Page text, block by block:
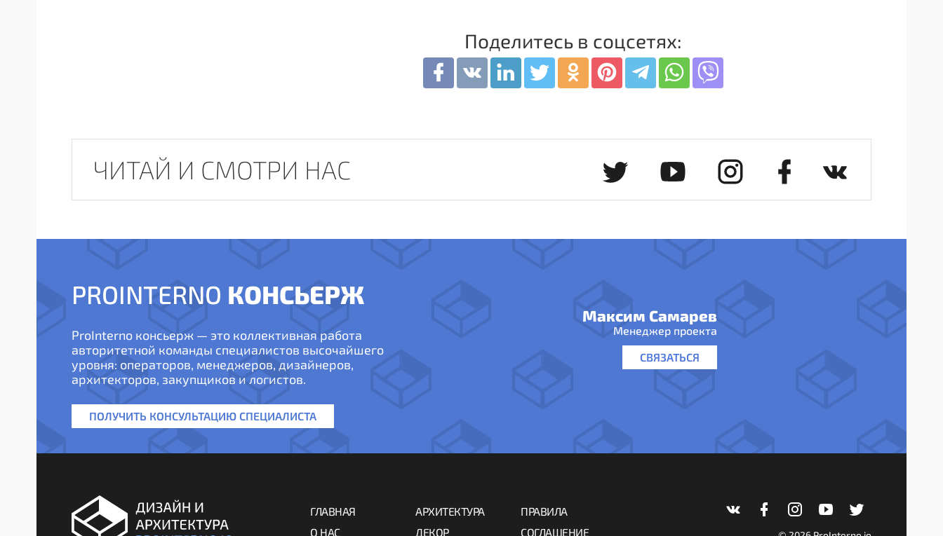
Поделитесь в соцсетях:
ЧИТАЙ И СМОТРИ НАС
PROINTERNO КОНСЬЕРЖ
ProInterno консьерж — это коллективная работа
авторитетной команды специалистов высочайшего
уровня: операторов, менеджеров, дизайнеров,
архитекторов, закупщиков и логистов.
ПОЛУЧИТЬ КОНСУЛЬТАЦИЮ СПЕЦИАЛИСТА
Максим Самарев
Менеджер проекта
СВЯЗАТЬСЯ
ГЛАВНАЯ
О НАС
АРХИТЕКТУРА
ДЕКОР
ПРАВИЛА
СОГЛАШЕНИЕ